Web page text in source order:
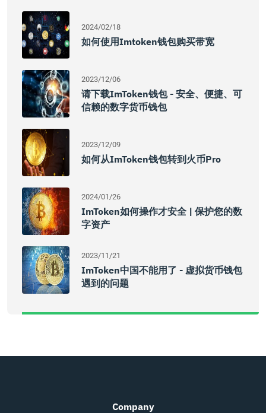
2024/02/18
如何使用imtoken钱包购买带宽
2023/12/06
请下载imToken钱包 - 安全、便捷、可
信赖的数字货币钱包
2023/12/09
如何从imToken钱包转到火币Pro
2024/01/26
ImToken如何操作才安全 | 保护您的数
字资产
2023/11/21
ImToken中国不能用了 - 虚拟货币钱包
遇到的问题
Company